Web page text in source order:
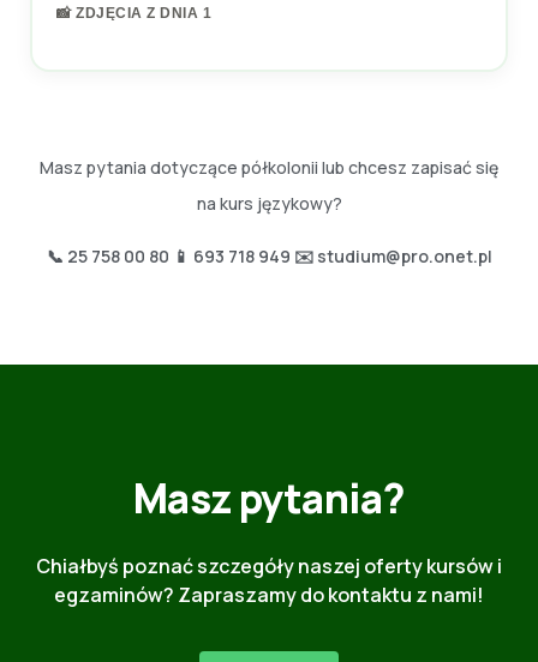
📸 ZDJĘCIA Z DNIA 1
Masz pytania dotyczące półkolonii lub chcesz zapisać się
na kurs językowy?
📞 25 758 00 80 📱 693 718 949 ✉️ studium@pro.onet.pl
Masz pytania?
Chiałbyś poznać szczegóły naszej oferty kursów i
egzaminów? Zapraszamy do kontaktu z nami!